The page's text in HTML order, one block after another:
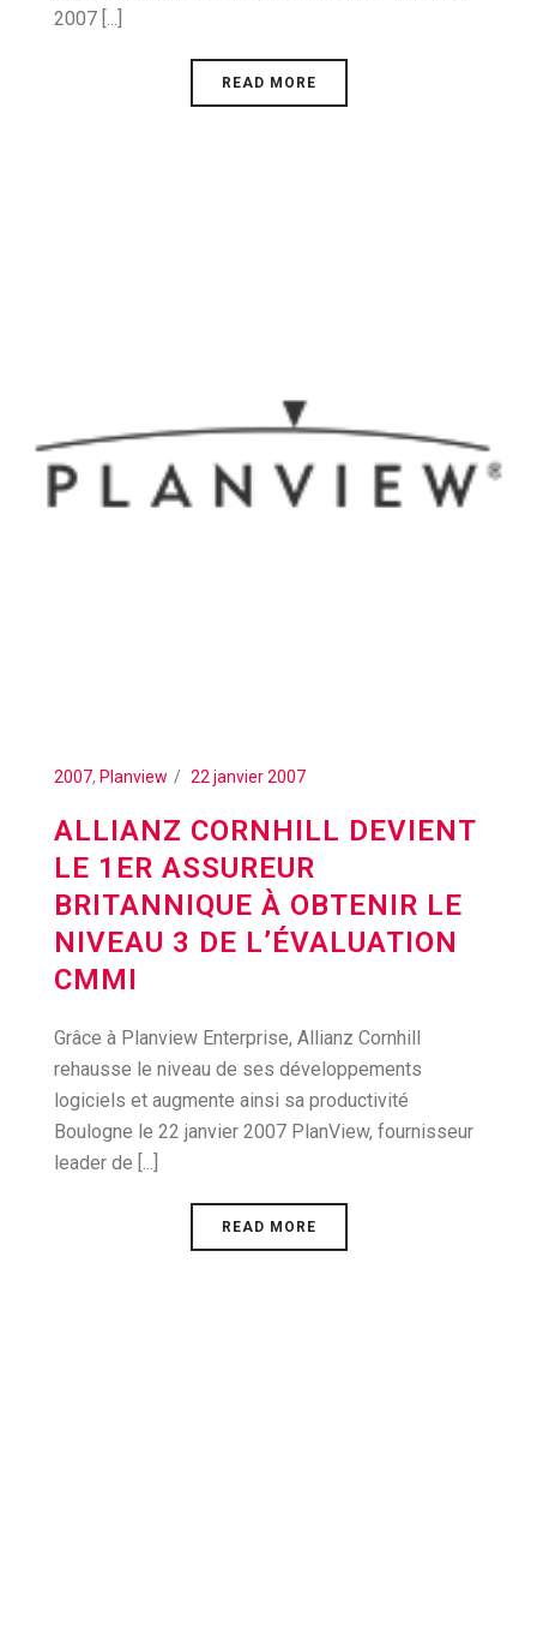
2007 [...]
READ MORE
2007, Planview 22 janvier 2007
ALLIANZ CORNHILL DEVIENT
LE 1ER ASSUREUR
BRITANNIQUE À OBTENIR LE
NIVEAU 3 DE L’ÉVALUATION
CMMI
Grâce à Planview Enterprise, Allianz Cornhill
rehausse le niveau de ses développements
logiciels et augmente ainsi sa productivité
Boulogne le 22 janvier 2007 PlanView, fournisseur
leader de [...]
READ MORE